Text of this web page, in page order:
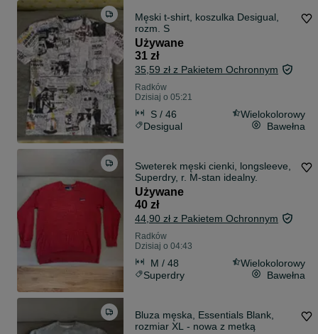
Męski t-shirt, koszulka Desigual,
rozm. S
Używane
31 zł
35,59 zł z Pakietem Ochronnym
Radków
Dzisiaj o 05:21
S / 46
Wielokolorowy
Desigual
Bawełna
Sweterek męski cienki, longsleeve,
Superdry, r. M-stan idealny.
Używane
40 zł
44,90 zł z Pakietem Ochronnym
Radków
Dzisiaj o 04:43
M / 48
Wielokolorowy
Superdry
Bawełna
Bluza męska, Essentials Blank,
rozmiar XL - nowa z metką